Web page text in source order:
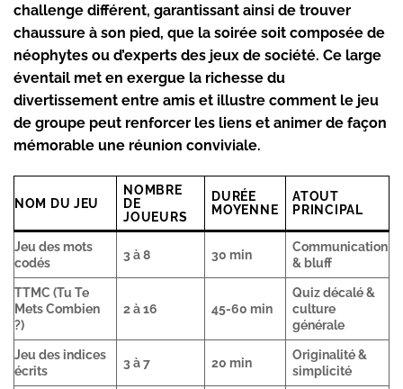
challenge différent, garantissant ainsi de trouver
chaussure à son pied, que la soirée soit composée de
néophytes ou d’experts des jeux de société. Ce large
éventail met en exergue la richesse du
divertissement entre amis et illustre comment le jeu
de groupe peut renforcer les liens et animer de façon
mémorable une réunion conviviale.
NOM DU JEU
NOMBRE
DE
JOUEURS
DURÉE
MOYENNE
ATOUT
PRINCIPAL
Jeu des mots
codés
3 à 8 30 min
Communication
& bluff
TTMC (Tu Te
Mets Combien
?)
2 à 16 45-60 min
Quiz décalé &
culture
générale
Jeu des indices
écrits
3 à 7 20 min
Originalité &
simplicité